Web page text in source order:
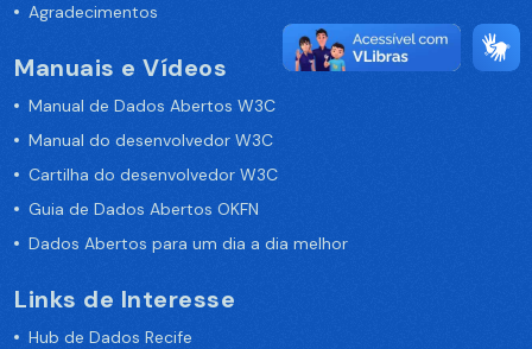
Agradecimentos
Manuais e Vídeos
Manual de Dados Abertos W3C
Manual do desenvolvedor W3C
Cartilha do desenvolvedor W3C
Guia de Dados Abertos OKFN
Dados Abertos para um dia a dia melhor
Links de Interesse
Hub de Dados Recife